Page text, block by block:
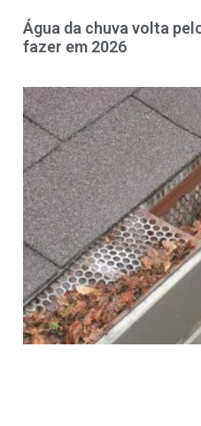
Água da chuva volta
fazer em 2026